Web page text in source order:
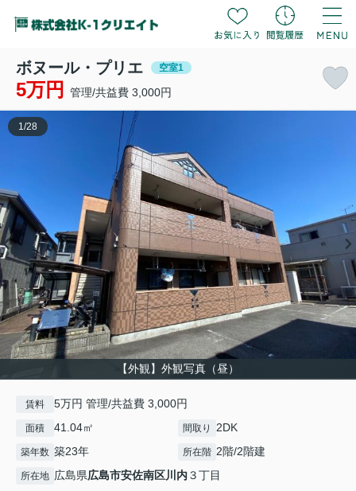
ボヌール・プリエ 空室1
5万円 管理/共益費 3,000円
【外観】外観写真（昼）
1 /28
賃料 5万円 管理/共益費 3,000円
面積 41.04㎡ 間取り 2DK
築年数 築23年 所在階 2階/2階建
所在地 広島県広島市安佐南区川内３丁目